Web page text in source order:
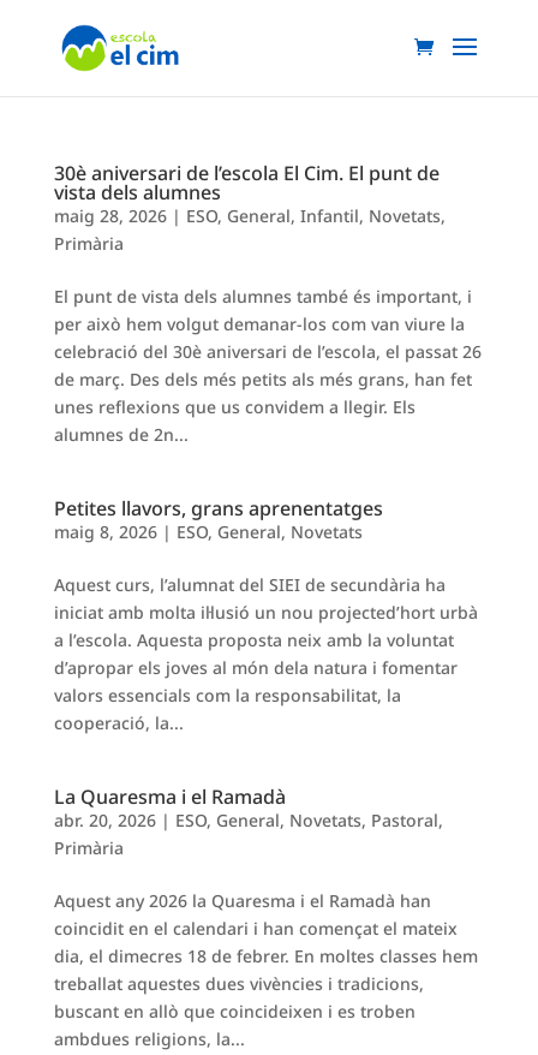
30è aniversari de l’escola El Cim. El punt de
vista dels alumnes
maig 28, 2026| ESO, General, Infantil, Novetats,
Primària
El punt de vista dels alumnes també és important, i
per això hem volgut demanar-los com van viure la
celebració del 30è aniversari de l’escola, el passat 26
de març. Des dels més petits als més grans, han fet
unes reflexions que us convidem a llegir. Els
alumnes de 2n...
Petites llavors, grans aprenentatges
maig 8, 2026| ESO, General, Novetats
Aquest curs, l’alumnat del SIEI de secundària ha
iniciat amb molta il·lusió un nou projected’hort urbà
a l’escola. Aquesta proposta neix amb la voluntat
d’apropar els joves al món dela natura i fomentar
valors essencials com la responsabilitat, la
cooperació, la...
La Quaresma i el Ramadà
abr. 20, 2026| ESO, General, Novetats, Pastoral,
Primària
Aquest any 2026 la Quaresma i el Ramadà han
coincidit en el calendari i han començat el mateix
dia, el dimecres 18 de febrer. En moltes classes hem
treballat aquestes dues vivències i tradicions,
buscant en allò que coincideixen i es troben
ambdues religions, la...